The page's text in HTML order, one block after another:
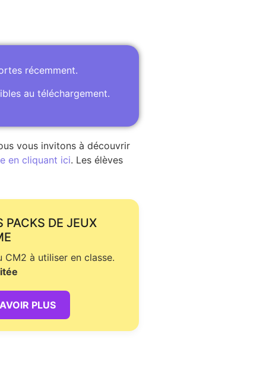
récemment.
au téléchargement.
vous invitons à découvrir
en cliquant ici. Les élèves
PACKS DE JEUX
CM2 à utiliser en classe.
PLUS